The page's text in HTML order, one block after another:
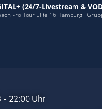
(24/7-Livestream &
Pro Tour Elite 16 Hamburg -
- 22:00 Uhr